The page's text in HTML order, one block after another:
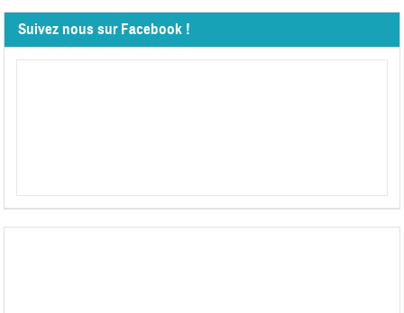
Suivez nous sur Facebook !